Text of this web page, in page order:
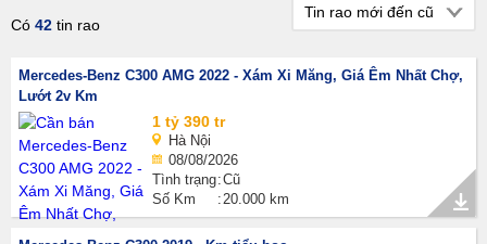
Có 42 tin rao
Tin rao mới đến cũ
Mercedes-Benz C300 AMG 2022 - Xám Xi Măng, Giá Êm Nhất Chợ,
Lướt 2v Km
1 tỷ 390 tr
Hà Nội
08/08/2026
Tình trạng Cũ
Số Km
20.000 km